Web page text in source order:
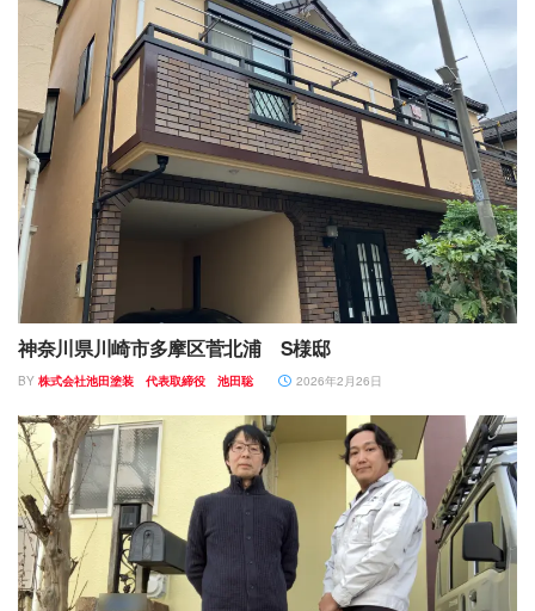
神奈川県川崎市多摩区菅北浦 S様邸
BY 株式会社池田塗装 代表取締役 池田聡 2026年2月26日